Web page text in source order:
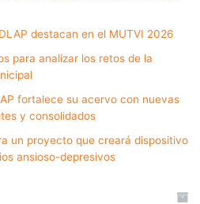
destacan en el MUTVI 2026
para analizar los retos de la
fortalece su acervo con nuevas
y consolidados
un proyecto que creará dispositivo
ansioso-depresivos